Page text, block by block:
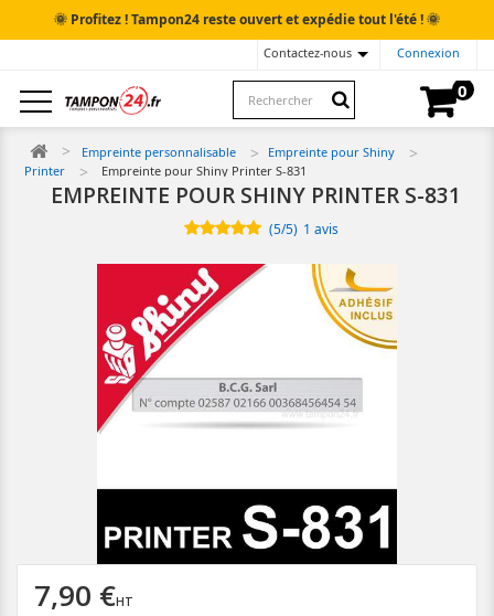
🌞 Profitez ! Tampon24 reste ouvert et expédie tout l'été !🌞
Connexion
Contactez-nous
0
Empreinte personnalisable
Empreinte pour Shiny
Printer
Empreinte pour Shiny Printer S-831
EMPREINTE POUR SHINY PRINTER S-831
(5/5) 1 avis
7,90 €